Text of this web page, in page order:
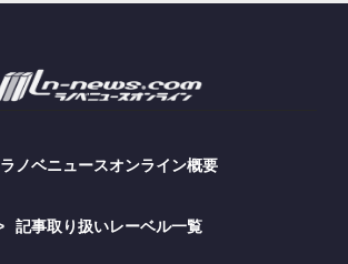
ラノベニュースオンライン概要
記事取り扱いレーベル一覧